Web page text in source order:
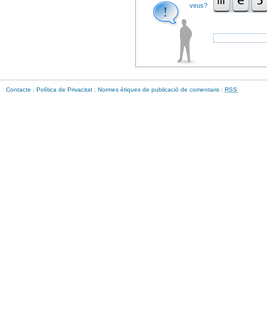
veus?
Contacte | Política de Privacitat | Normes ètiques de publicació de comentaris | RSS